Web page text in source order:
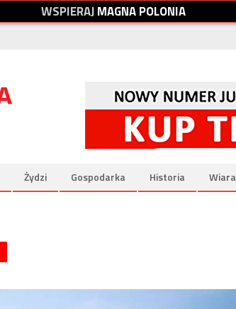
WSPIERAJMAGNAPOLONIA
Żydzi Gospodarka Historia Wiara